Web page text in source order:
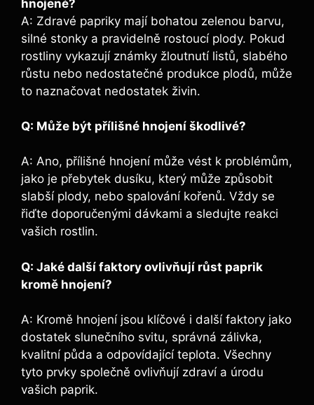
hnojené?
A: Zdravé papriky mají bohatou zelenou ‍barvu,
silné stonky a pravidelně rostoucí ‍plody. ‌Pokud
rostliny⁣ vykazují známky žloutnutí listů, slabého
růstu ⁤nebo nedostatečné produkce plodů, může
to naznačovat nedostatek živin.
Q: Může být přílišné hnojení‍ škodlivé?
A:‍ Ano, přílišné ​hnojení může ‍vést k problémům,
jako je přebytek dusíku, který může způsobit
slabší plody,​ nebo spalování kořenů.⁢ Vždy se ​
řiďte doporučenými dávkami​ a ‌sledujte reakci
vašich rostlin.
Q: Jaké další‌ faktory ovlivňují‌ růst paprik⁤
kromě hnojení?
A: Kromě hnojení jsou klíčové⁤ i další faktory jako
dostatek slunečního svitu, ⁣správná zálivka,
kvalitní⁣ půda a odpovídající teplota. ‍Všechny
tyto prvky společně ⁤ovlivňují zdraví⁤ a úrodu
vašich paprik.